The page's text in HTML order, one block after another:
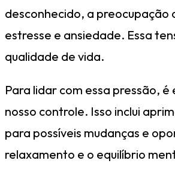
desconhecido, a preocupação
estresse e ansiedade. Essa
qualidade de vida.
Para lidar com essa pressão,
nosso controle. Isso inclui
para possíveis mudanças e
relaxamento e o equilíbrio